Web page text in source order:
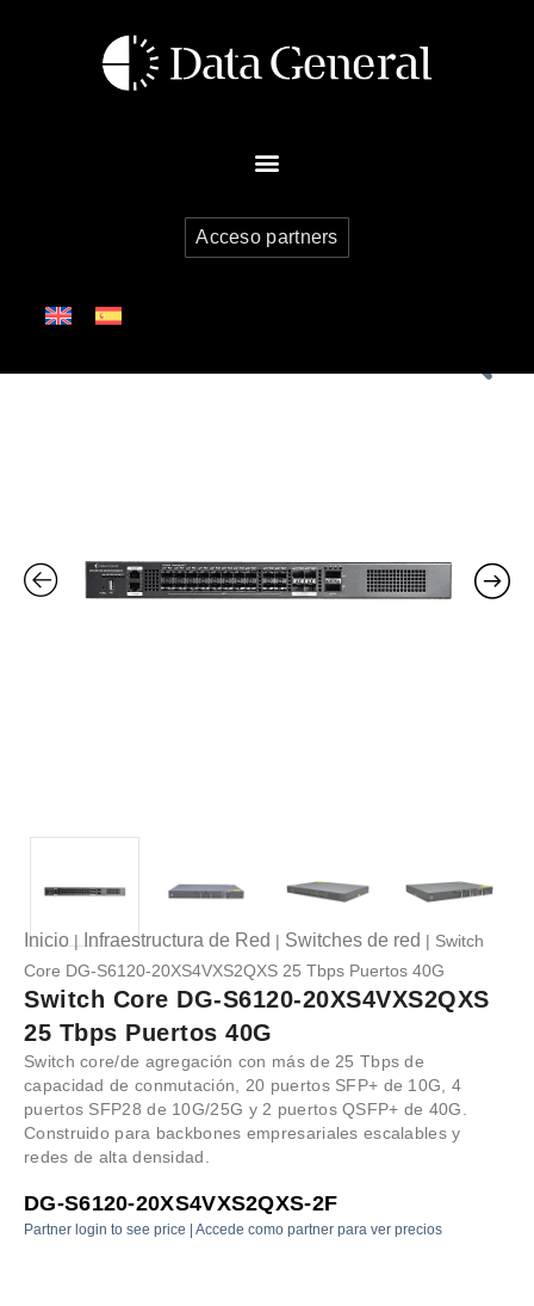
Acceso partners
Inicio | Infraestructura de Red | Switches de red | Switch
Core DG-S6120-20XS4VXS2QXS 25 Tbps Puertos 40G
Switch Core DG-S6120-20XS4VXS2QXS
25 Tbps Puertos 40G
Switch core/de agregación con más de 25 Tbps de
capacidad de conmutación, 20 puertos SFP+ de 10G, 4
puertos SFP28 de 10G/25G y 2 puertos QSFP+ de 40G.
Construido para backbones empresariales escalables y
redes de alta densidad.
DG-S6120-20XS4VXS2QXS-2F
Partner login to see price | Accede como partner para ver precios